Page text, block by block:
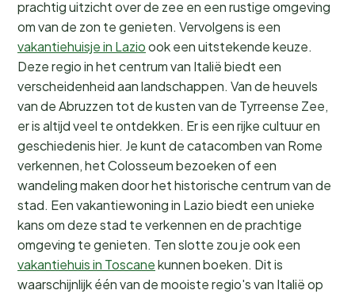
prachtig uitzicht over de zee en een rustige omgeving
om van de zon te genieten. Vervolgens is een
vakantiehuisje in Lazioook een uitstekende keuze.
Deze regio in het centrum van Italië biedt een
verscheidenheid aan landschappen. Van de heuvels
van de Abruzzen tot de kusten van de Tyrreense Zee,
er is altijd veel te ontdekken. Er is een rijke cultuur en
geschiedenis hier. Je kunt de catacomben van Rome
verkennen, het Colosseum bezoeken of een
wandeling maken door het historische centrum van de
stad. Een vakantiewoning in Lazio biedt een unieke
kans om deze stad te verkennen en de prachtige
omgeving te genieten. Ten slotte zou je ook een
vakantiehuis in Toscanekunnen boeken. Dit is
waarschijnlijk één van de mooiste regio's van Italië op